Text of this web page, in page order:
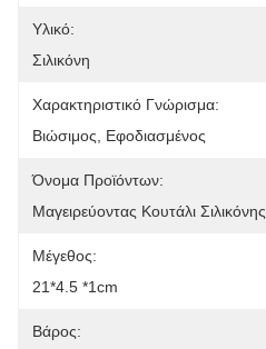
Υλικό:
Σιλικόνη
Χαρακτηριστικό Γνώρισμα:
Βιώσιμος, Εφοδιασμένος
Όνομα Προϊόντων:
Μαγειρεύοντας Κουτάλι Σιλικόνης
Μέγεθος:
21*4.5 *1cm
Βάρος: